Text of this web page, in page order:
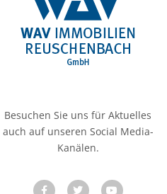
Besuchen Sie uns für Aktuelles
auch auf unseren Social Media-
Kanälen.